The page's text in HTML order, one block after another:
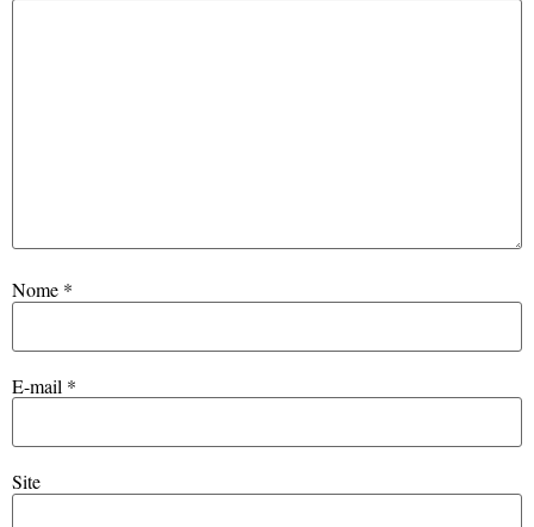
Nome *
E-mail *
Site